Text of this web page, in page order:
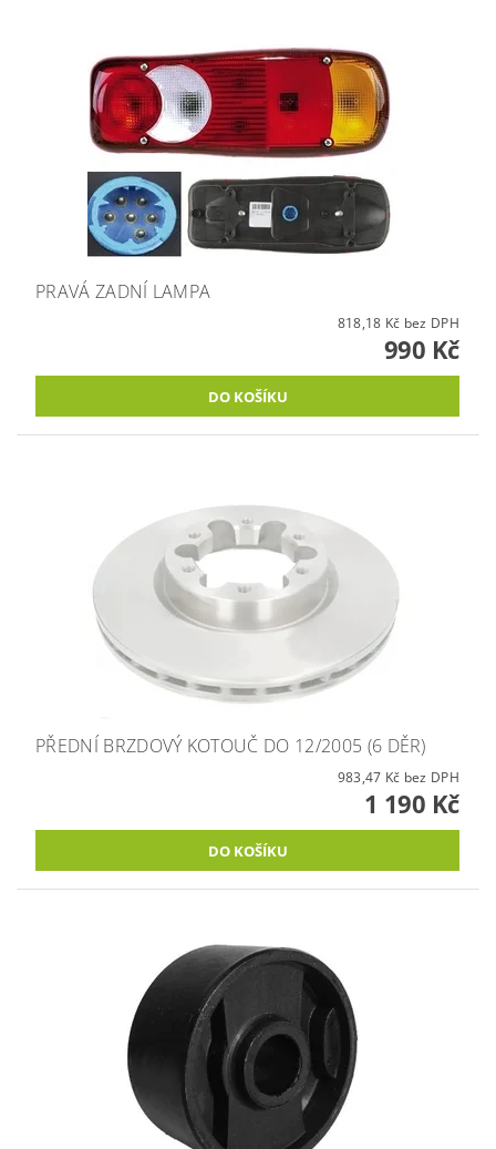
PRAVÁ ZADNÍ LAMPA
818,18 Kč bez DPH
990 Kč
PŘEDNÍ BRZDOVÝ KOTOUČ DO 12/2005 (6 DĚR)
983,47 Kč bez DPH
1 190 Kč